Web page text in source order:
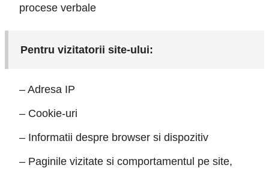
procese verbale
Pentru vizitatorii site-ului:
– Adresa IP
– Cookie-uri
– Informatii despre browser si dispozitiv
– Paginile vizitate si comportamentul pe site,